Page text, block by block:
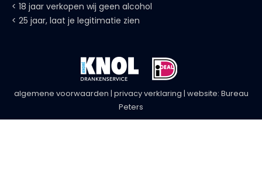
< 18 jaar verkopen wij geen alcohol
< 25 jaar, laat je legitimatie zien
algemene voorwaarden | privacy verklaring | website: Bureau
Peters